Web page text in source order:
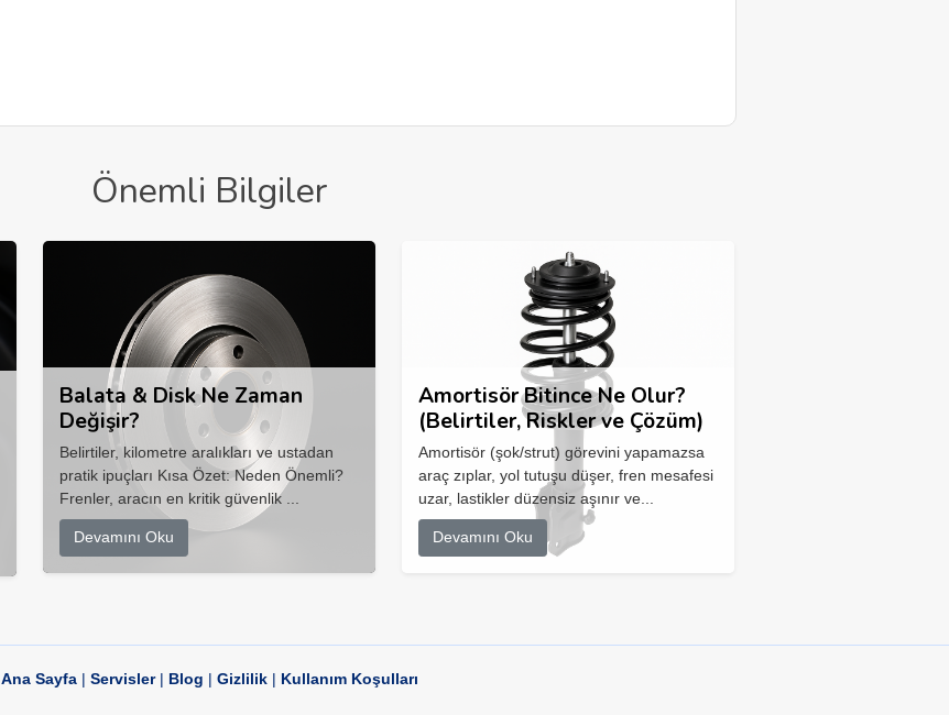
Önemli Bilgiler
Balata & Disk Ne Zaman
Değişir?
Belirtiler, kilometre aralıkları ve ustadan
pratik ipuçları Kısa Özet: Neden Önemli?
Frenler, aracın en kritik güvenlik ...
Devamını Oku
Amortisör Bitince Ne Olur?
(Belirtiler, Riskler ve Çözüm)
Amortisör (şok/strut) görevini yapamazsa
araç zıplar, yol tutuşu düşer, fren mesafesi
uzar, lastikler düzensiz aşınır ve...
Devamını Oku
Ana Sayfa| Servisler| Blog | Gizlilik| Kullanım Koşulları